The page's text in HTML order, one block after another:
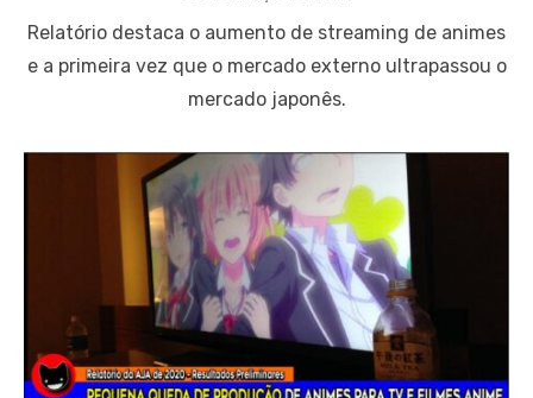
Relatório destaca o aumento de streaming de animes
e a primeira vez que o mercado externo ultrapassou o
mercado japonês.